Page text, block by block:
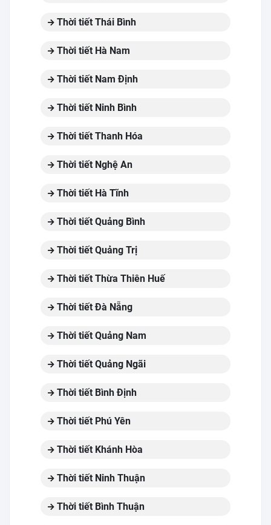
Thời tiết Thái Bình
Thời tiết Hà Nam
Thời tiết Nam Định
Thời tiết Ninh Bình
Thời tiết Thanh Hóa
Thời tiết Nghệ An
Thời tiết Hà Tĩnh
Thời tiết Quảng Bình
Thời tiết Quảng Trị
Thời tiết Thừa Thiên Huế
Thời tiết Đà Nẵng
Thời tiết Quảng Nam
Thời tiết Quảng Ngãi
Thời tiết Bình Định
Thời tiết Phú Yên
Thời tiết Khánh Hòa
Thời tiết Ninh Thuận
Thời tiết Bình Thuận